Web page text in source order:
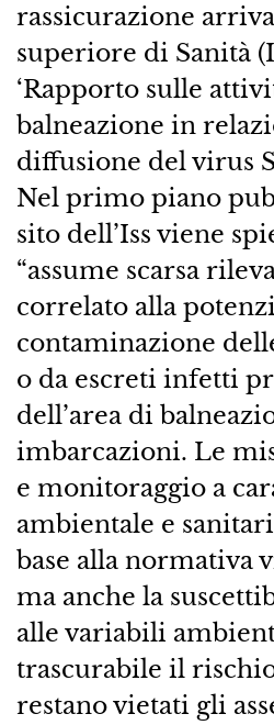
rassicurazione
superiore di Sanità
‘Rapporto sulle
balneazione in
diffusione del virus
Nel primo piano
sito dell’Iss viene
“assume scarsa
correlato alla
contaminazione
o da escreti infetti
dell’area di
imbarcazioni. Le
e monitoraggio a
ambientale e
base alla normativa
ma anche la
alle variabili
trascurabile il
restano vietati gli